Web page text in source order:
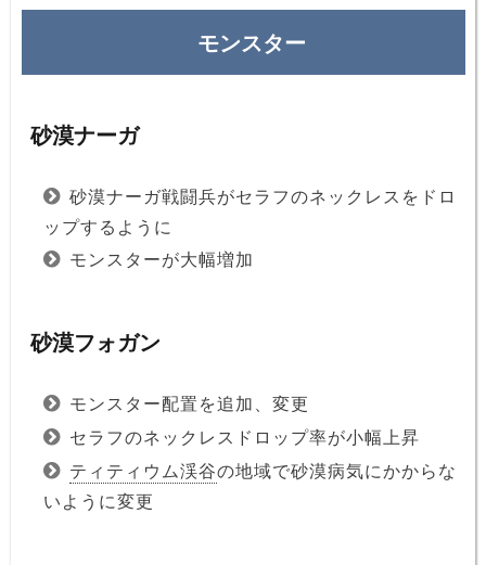
モンスター
砂漠ナーガ
砂漠ナーガ戦闘兵がセラフのネックレスをドロ
ップするように
モンスターが大幅増加
砂漠フォガン
モンスター配置を追加、変更
セラフのネックレスドロップ率が小幅上昇
ティティウム渓谷の地域で砂漠病気にかからな
いように変更